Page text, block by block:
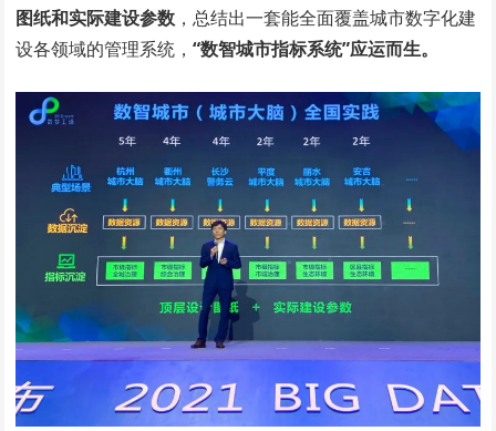
图纸和实际建设参数 ，总结出一套能全面覆盖城市数字化建
设各领域的管理系统，“数智城市指标系统”应运而生。